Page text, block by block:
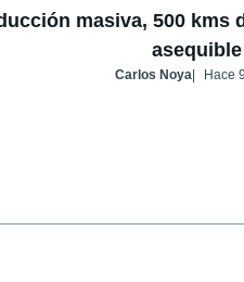
masiva, 500 kms
asequible
Carlos Noya Hace